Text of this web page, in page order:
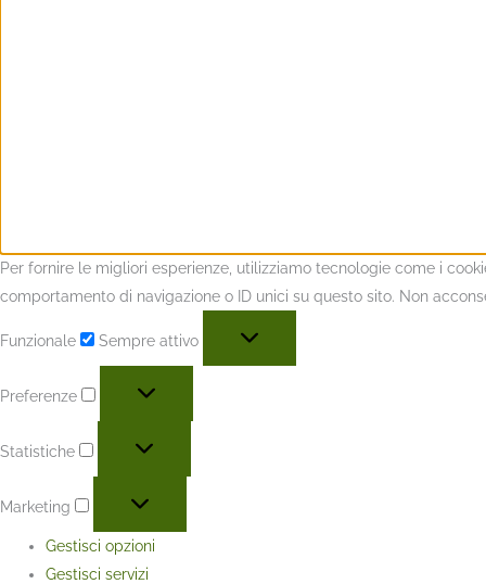
Per fornire le migliori esperienze, utilizziamo tecnologie come i
comportamento di navigazione o ID unici su questo sito. Non
Funzionale Sempre attivo
Preferenze
Statistiche
Marketing
Gestisci opzioni
Gestisci servizi